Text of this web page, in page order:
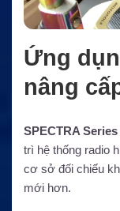
Ứng
nâng
SPECTRA
trì hệ thống radio
cơ sở đối chiếu
mới hơn.